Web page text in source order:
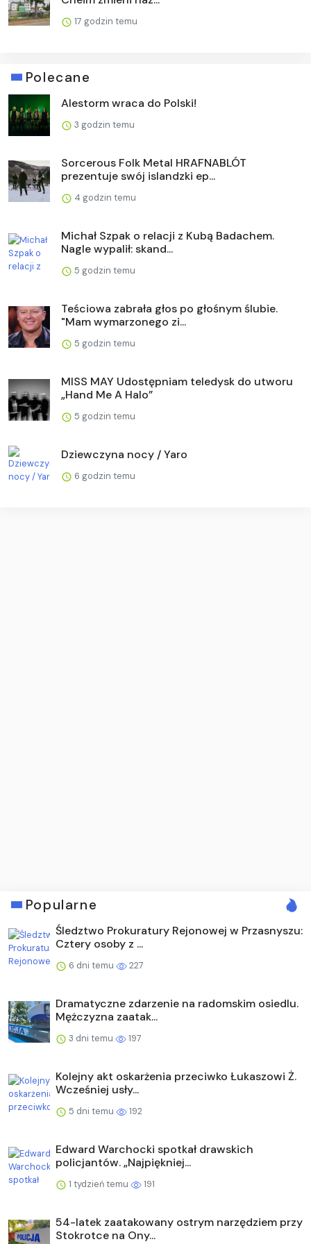
17 godzin temu
Polecane
Alestorm wraca do Polski!
3 godzin temu
Sorcerous Folk Metal HRAFNABLÓT
prezentuje swój islandzki ep...
4 godzin temu
Michał Szpak o relacji z Kubą Badachem.
Nagle wypalił: skand...
5 godzin temu
Teściowa zabrała głos po głośnym ślubie.
"Mam wymarzonego zi...
5 godzin temu
MISS MAY Udostępniam teledysk do utworu
„Hand Me A Halo”
5 godzin temu
Dziewczyna nocy / Yaro
6 godzin temu
Popularne
Śledztwo Prokuratury Rejonowej w Przasnyszu:
Cztery osoby z ...
6 dni temu 227
Dramatyczne zdarzenie na radomskim osiedlu.
Mężczyzna zaatak...
3 dni temu 197
Kolejny akt oskarżenia przeciwko Łukaszowi Ż.
Wcześniej usły...
5 dni temu 192
Edward Warchocki spotkał drawskich
policjantów. „Najpiękniej...
1 tydzień temu 191
54-latek zaatakowany ostrym narzędziem przy
Stokrotce na Ony...